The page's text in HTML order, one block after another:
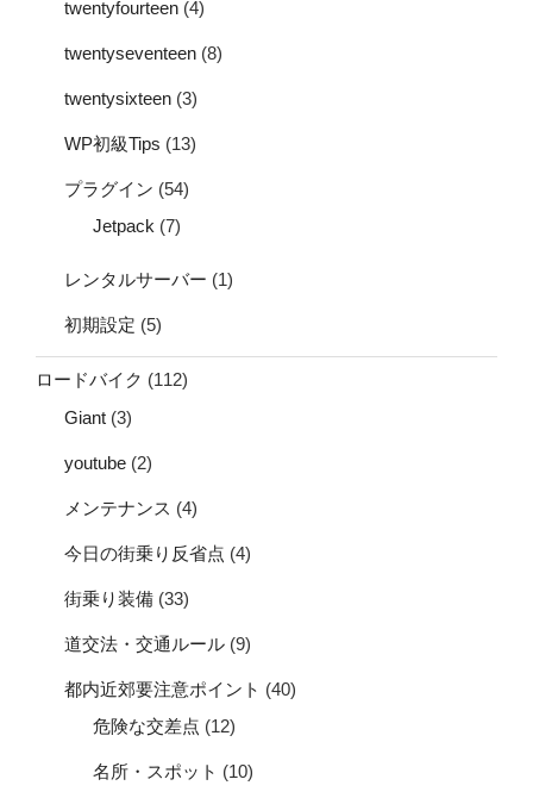
twentyfourteen (4)
twentyseventeen (8)
twentysixteen (3)
WP初級Tips (13)
プラグイン (54)
Jetpack (7)
レンタルサーバー (1)
初期設定 (5)
ロードバイク (112)
Giant (3)
youtube (2)
メンテナンス (4)
今日の街乗り反省点 (4)
街乗り装備 (33)
道交法・交通ルール (9)
都内近郊要注意ポイント (40)
危険な交差点 (12)
名所・スポット (10)